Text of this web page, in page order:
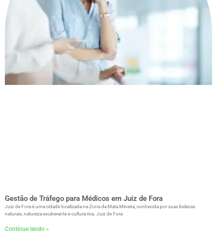
Gestão de Tráfego para Médicos em Juiz de Fora
Juiz de Fora é uma cidade localizada na Zona da Mata Mineira, conhecida por suas belezas
naturais, natureza exuberante e cultura rica. Juiz de Fora
Continue lendo »